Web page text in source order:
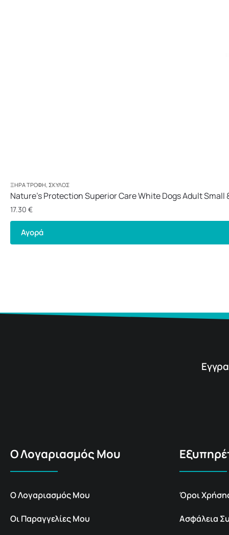
ΞΗΡΆ ΤΡΟΦΉ ΣΚΎΛΟΣ
Nature’s Protection Superior Care White Dogs Adult Small
17.30 €
Αγορά
Ο Λογαριασμός Μου
Ο Λογαριασμός Μου
Οι Παραγγελίες Μου
Όροι
Ασφάλεια